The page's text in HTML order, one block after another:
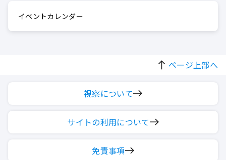
イベントカレンダー
ページ上部へ
視察について
サイトの利用について
免責事項